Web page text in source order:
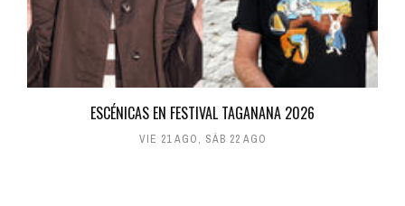
ESCÉNICAS EN FESTIVAL TAGANANA 2026
VIE 21 AGO, SÁB 22 AGO